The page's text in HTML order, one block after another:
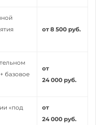
от 8 500 руб.
базовое
от
24 000 руб.
«под
от
24 000 руб.